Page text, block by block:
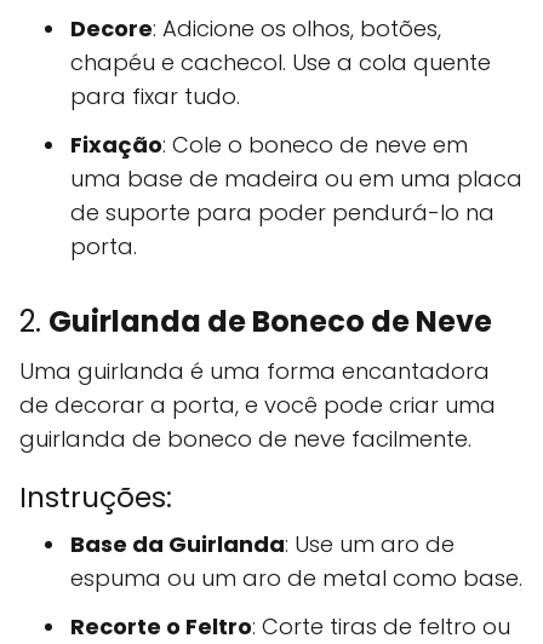
Decore: Adicione os olhos, botões,
chapéu e cachecol. Use a cola quente
para fixar tudo.
Fixação: Cole o boneco de neve em
uma base de madeira ou em uma placa
de suporte para poder pendurá-lo na
porta.
2. Guirlanda de Boneco de Neve
Uma guirlanda é uma forma encantadora
de decorar a porta, e você pode criar uma
guirlanda de boneco de neve facilmente.
Instruções:
Base da Guirlanda: Use um aro de
espuma ou um aro de metal como base.
Recorte o Feltro: Corte tiras de feltro ou